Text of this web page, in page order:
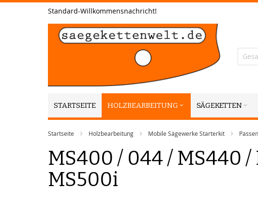
Zum
Inhalt
springen
Standard-Willkommensnachricht!
STARTSEITE HOLZBEARBEITUNG SÄGEKETTEN
Startseite Holzbearbeitung Mobile Sägewerke Starterkit
MS400 / 044 / MS440 /
MS500i